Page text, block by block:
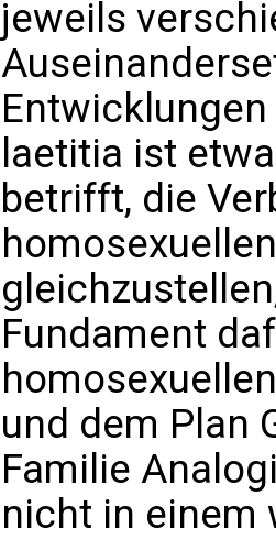
jeweils
laetitia ist
betrifft, die
Fundament
und dem Plan
Familie
nicht in einem